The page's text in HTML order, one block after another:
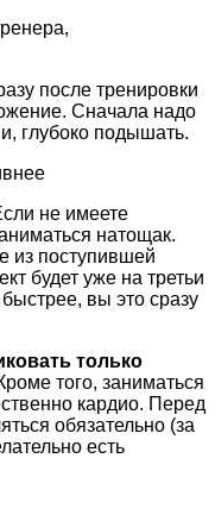
после тренировки
Сначала надо
глубоко подышать.
не имеете
натощак.
из поступившей
будет уже на третьи
вы это сразу
только
того, заниматься
кардио. Перед
обязательно (за
есть